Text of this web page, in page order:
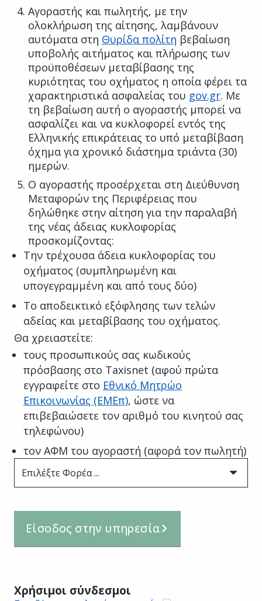
Αγοραστής και πωλητής, με την
ολοκλήρωση της αίτησης, λαμβάνουν
αυτόματα στη Θυρίδα πολίτη βεβαίωση
υποβολής αιτήματος και πλήρωσης των
προϋποθέσεων μεταβίβασης της
κυριότητας του οχήματος η οποία φέρει τα
χαρακτηριστικά ασφαλείας του gov.gr. Με
τη βεβαίωση αυτή ο αγοραστής μπορεί να
ασφαλίζει και να κυκλοφορεί εντός της
Ελληνικής επικράτειας το υπό μεταβίβαση
όχημα για χρονικό διάστημα τριάντα (30)
ημερών.
Ο αγοραστής προσέρχεται στη Διεύθυνση
Μεταφορών της Περιφέρειας που
δηλώθηκε στην αίτηση για την παραλαβή
της νέας άδειας κυκλοφορίας
προσκομίζοντας:
Την τρέχουσα άδεια κυκλοφορίας του
οχήματος (συμπληρωμένη και
υπογεγραμμένη και από τους δύο)
Το αποδεικτικό εξόφλησης των τελών
αδείας και μεταβίβασης του οχήματος.
Θα χρειαστείτε:
τους προσωπικούς σας κωδικούς
πρόσβασης στο Taxisnet (αφού πρώτα
εγγραφείτε στο Εθνικό Μητρώο
Επικοινωνίας (ΕΜΕπ), ώστε να
επιβεβαιώσετε τον αριθμό του κινητού σας
τηλεφώνου)
τον ΑΦΜ του αγοραστή (αφορά τον πωλητή)
Επιλέξτε Φορέα ...
Είσοδος στην υπηρεσία
Χρήσιμοι σύνδεσμοι